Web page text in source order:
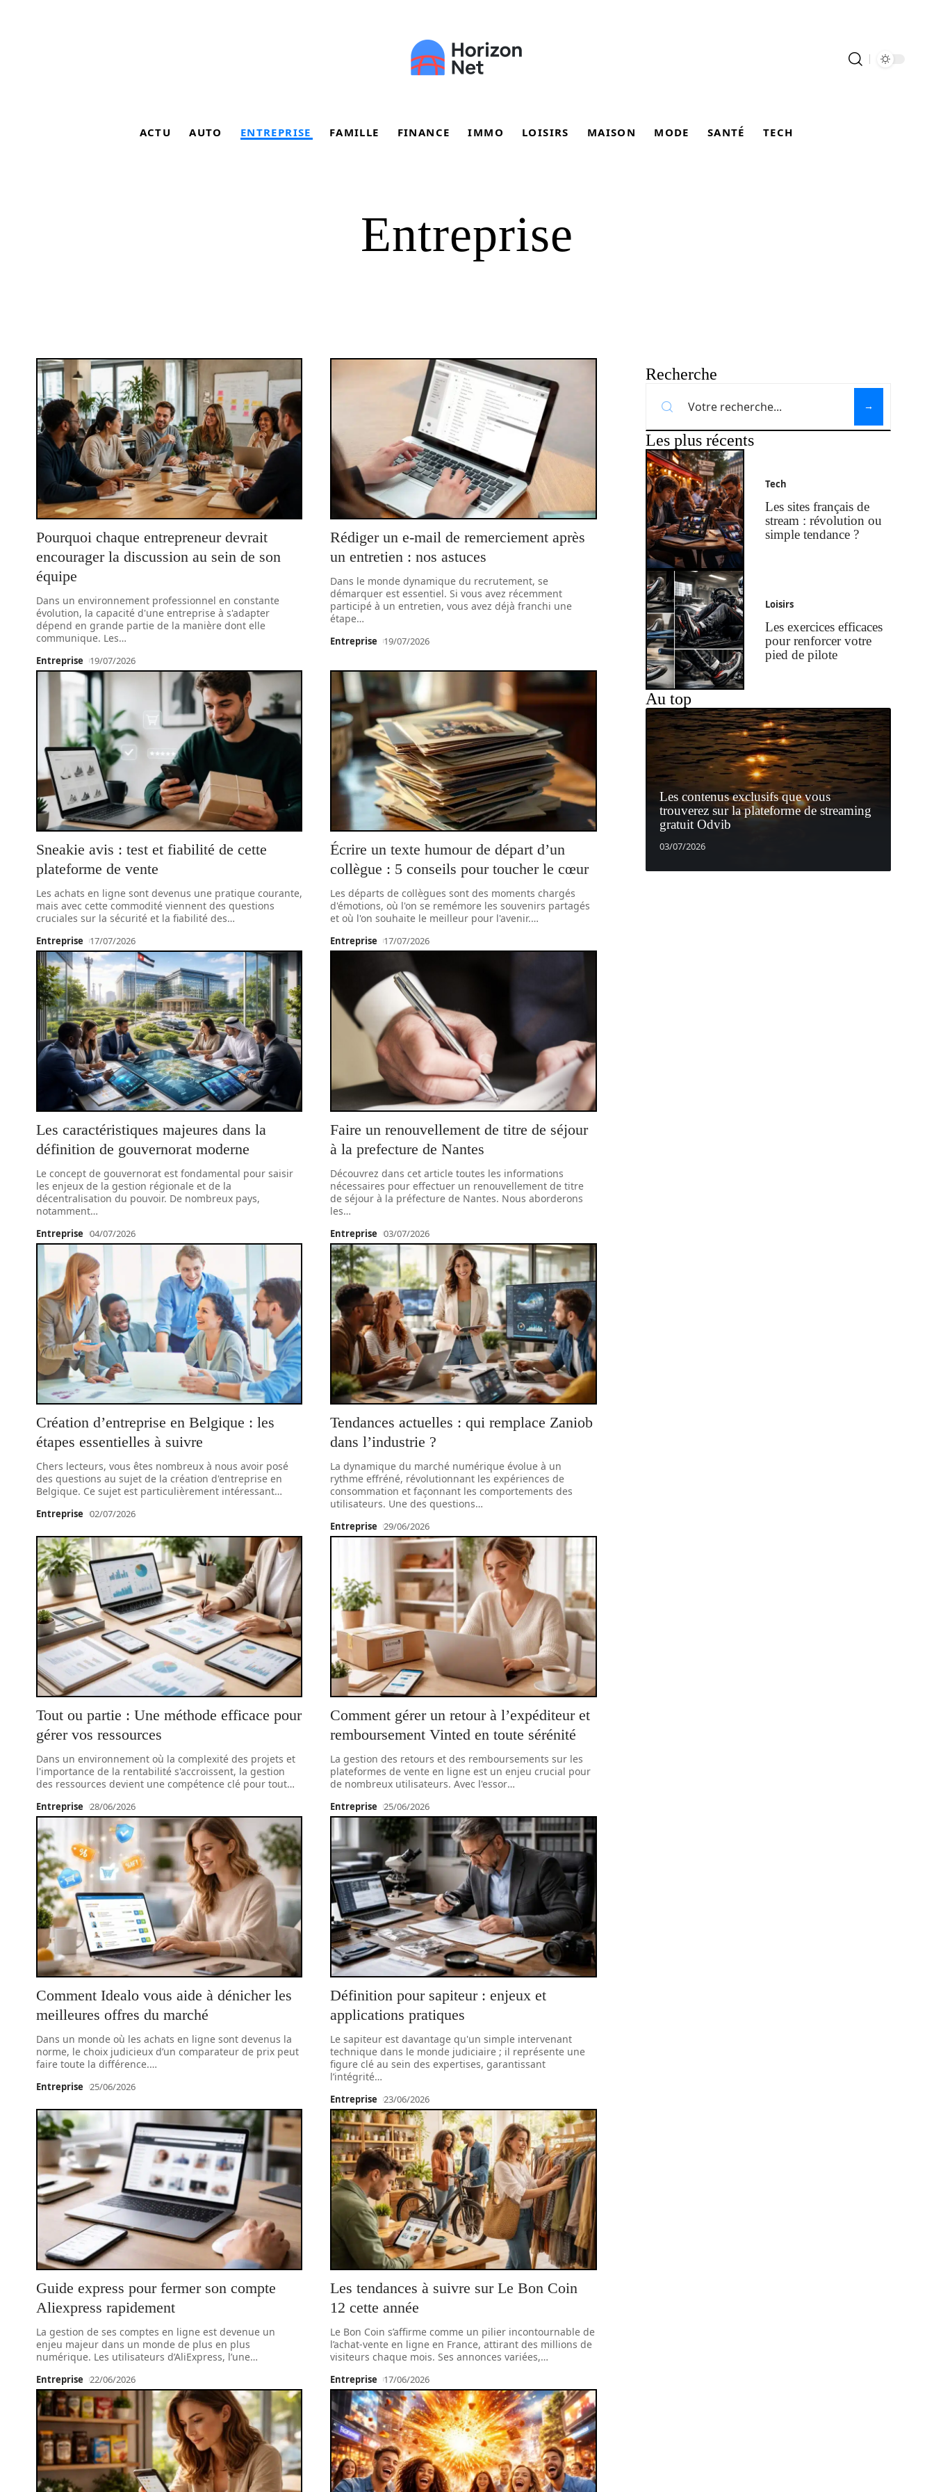
ACTU AUTO ENTREPRISE FAMILLE FINANCE IMMO LOISIRS MAISON MODE SANTÉ TECH
Entreprise
Pourquoi chaque entrepreneur devrait
encourager la discussion au sein de son
équipe
Dans un environnement professionnel en constante
évolution, la capacité d'une entreprise à s'adapter
dépend en grande partie de la manière dont elle
communique. Les…
Entreprise 19/07/2026
Rédiger un e-mail de remerciement après
un entretien : nos astuces
Dans le monde dynamique du recrutement, se
démarquer est essentiel. Si vous avez récemment
participé à un entretien, vous avez déjà franchi une
étape…
Entreprise 19/07/2026
Sneakie avis : test et fiabilité de cette
plateforme de vente
Les achats en ligne sont devenus une pratique courante,
mais avec cette commodité viennent des questions
cruciales sur la sécurité et la fiabilité des…
Entreprise 17/07/2026
Écrire un texte humour de départ d’un
collègue : 5 conseils pour toucher le cœur
Les départs de collègues sont des moments chargés
d'émotions, où l'on se remémore les souvenirs partagés
et où l'on souhaite le meilleur pour l'avenir.…
Entreprise 17/07/2026
Les caractéristiques majeures dans la
définition de gouvernorat moderne
Le concept de gouvernorat est fondamental pour saisir
les enjeux de la gestion régionale et de la
décentralisation du pouvoir. De nombreux pays,
notamment…
Entreprise 04/07/2026
Faire un renouvellement de titre de séjour
à la prefecture de Nantes
Découvrez dans cet article toutes les informations
nécessaires pour effectuer un renouvellement de titre
de séjour à la préfecture de Nantes. Nous aborderons
les…
Entreprise 03/07/2026
Création d’entreprise en Belgique : les
étapes essentielles à suivre
Chers lecteurs, vous êtes nombreux à nous avoir posé
des questions au sujet de la création d'entreprise en
Belgique. Ce sujet est particulièrement intéressant…
Entreprise 02/07/2026
Tendances actuelles : qui remplace Zaniob
dans l’industrie ?
La dynamique du marché numérique évolue à un
rythme effréné, révolutionnant les expériences de
consommation et façonnant les comportements des
utilisateurs. Une des questions…
Entreprise 29/06/2026
Tout ou partie : Une méthode efficace pour
gérer vos ressources
Dans un environnement où la complexité des projets et
l'importance de la rentabilité s'accroissent, la gestion
des ressources devient une compétence clé pour tout…
Entreprise 28/06/2026
Comment gérer un retour à l’expéditeur et
remboursement Vinted en toute sérénité
La gestion des retours et des remboursements sur les
plateformes de vente en ligne est un enjeu crucial pour
de nombreux utilisateurs. Avec l'essor…
Entreprise 25/06/2026
Comment Idealo vous aide à dénicher les
meilleures offres du marché
Dans un monde où les achats en ligne sont devenus la
norme, le choix judicieux d’un comparateur de prix peut
faire toute la différence.…
Entreprise 25/06/2026
Définition pour sapiteur : enjeux et
applications pratiques
Le sapiteur est davantage qu'un simple intervenant
technique dans le monde judiciaire ; il représente une
figure clé au sein des expertises, garantissant
l’intégrité…
Entreprise 23/06/2026
Guide express pour fermer son compte
Aliexpress rapidement
La gestion de ses comptes en ligne est devenue un
enjeu majeur dans un monde de plus en plus
numérique. Les utilisateurs d’AliExpress, l’une…
Entreprise 22/06/2026
Les tendances à suivre sur Le Bon Coin
12 cette année
Le Bon Coin s’affirme comme un pilier incontournable de
l’achat-vente en ligne en France, attirant des millions de
visiteurs chaque mois. Ses annonces variées,…
Entreprise 17/06/2026
Recherche
Les plus récents
Tech
Les sites français de
stream : révolution ou
simple tendance ?
Loisirs
Les exercices efficaces
pour renforcer votre
pied de pilote
Au top
Les contenus exclusifs que vous
trouverez sur la plateforme de streaming
gratuit Odvib
03/07/2026